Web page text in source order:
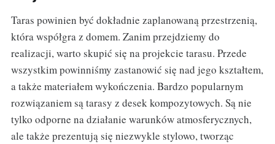
Taras powinien być dokładnie zaplanowaną przestrzenią,
która współgra z domem. Zanim przejdziemy do
realizacji, warto skupić się na projekcie tarasu. Przede
wszystkim powinniśmy zastanowić się nad jego kształtem,
a także materiałem wykończenia. Bardzo popularnym
rozwiązaniem są tarasy z desek kompozytowych. Są nie
tylko odporne na działanie warunków atmosferycznych,
ale także prezentują się niezwykle stylowo, tworząc